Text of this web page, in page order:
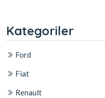
Kategoriler
Ford
Fiat
Renault